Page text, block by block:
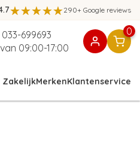
290+ Google reviews
033-699693
09:00-17:00
0
ZakelijkMerkenKlantenservice